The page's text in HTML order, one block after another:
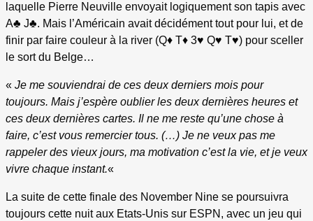
laquelle Pierre Neuville envoyait logiquement son tapis avec
A♣ J♣. Mais l’Américain avait décidément tout pour lui, et de
finir par faire couleur à la river (Q♦ T♦ 3♥ Q♥ T♥) pour sceller
le sort du Belge…
« Je me souviendrai de ces deux derniers mois pour
toujours. Mais j’espère oublier les deux dernières heures et
ces deux dernières cartes. Il ne me reste qu’une chose à
faire, c’est vous remercier tous. (…) Je ne veux pas me
rappeler des vieux jours, ma motivation c’est la vie, et je veux
vivre chaque instant.«
La suite de cette finale des November Nine se poursuivra
toujours cette nuit aux Etats-Unis sur ESPN, avec un jeu qui